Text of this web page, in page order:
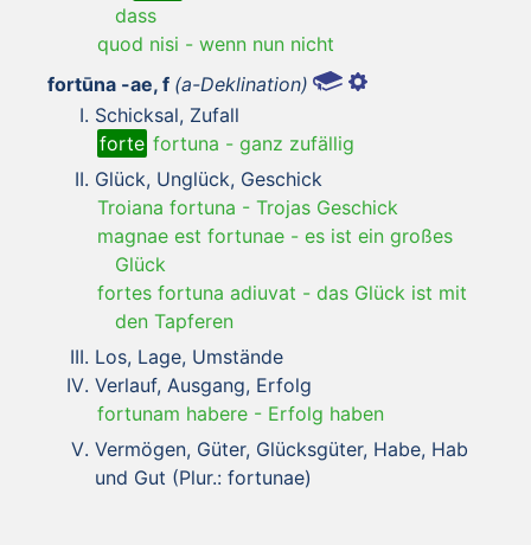
dass
quod nisi - wenn nun nicht
fortūna -ae, f (a-Deklination)
Schicksal, Zufall
forte fortuna - ganz zufällig
Glück, Unglück, Geschick
Troiana fortuna - Trojas Geschick
magnae est fortunae - es ist ein großes
Glück
fortes fortuna adiuvat - das Glück ist mit
den Tapferen
Los, Lage, Umstände
Verlauf, Ausgang, Erfolg
fortunam habere - Erfolg haben
Vermögen, Güter, Glücksgüter, Habe, Hab
und Gut (Plur.: fortunae)